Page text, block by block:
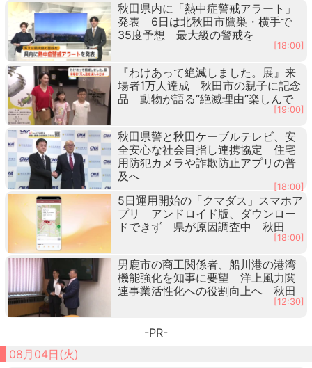
秋田県内に「熱中症警戒アラート」
発表 6日は北秋田市鷹巣・横手で
35度予想 最大級の警戒を
[18:00]
『わけあって絶滅しました。展』来
場者1万人達成 秋田市の親子に記念
品 動物が語る“絶滅理由”楽しんで
[19:00]
秋田県警と秋田ケーブルテレビ、安
全安心な社会目指し連携協定 住宅
用防犯カメラや詐欺防止アプリの普
及へ
[18:00]
5日運用開始の「クマダス」スマホア
プリ アンドロイド版、ダウンロー
ドできず 県が原因調査中 秋田
[18:00]
男鹿市の商工関係者、船川港の港湾
機能強化を知事に要望 洋上風力関
連事業活性化への役割向上へ 秋田
[12:30]
-PR-
08月04日(火)